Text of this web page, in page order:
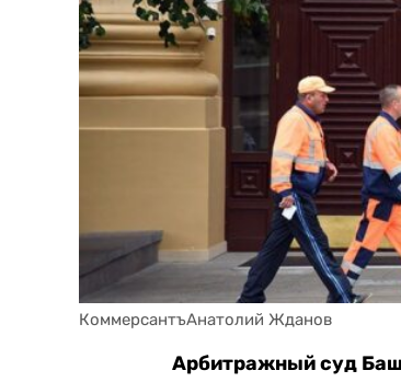
КоммерсантъАнатолий Жданов
Арбитражный суд